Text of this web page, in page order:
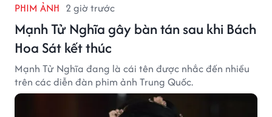
PHIM ẢNH 2 giờ trước
Mạnh Tử Nghĩa gây bàn tán sau khi Bách
Hoa Sát kết thúc
Mạnh Tử Nghĩa đang là cái tên được nhắc đến nhiều
trên các diễn đàn phim ảnh Trung Quốc.